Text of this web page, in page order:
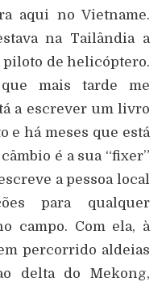
aqui no Vietname.
na Tailândia a
piloto de helicóptero.
mais tarde me
a escrever um livro
e há meses que está
é a sua “fixer”
a pessoa local
para qualquer
campo. Com ela, à
percorrido aldeias
delta do Mekong,